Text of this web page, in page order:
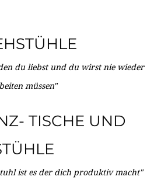
du liebst und du wirst nie wieder
müssen"
TISCHE UND
ist es der dich produktiv macht"